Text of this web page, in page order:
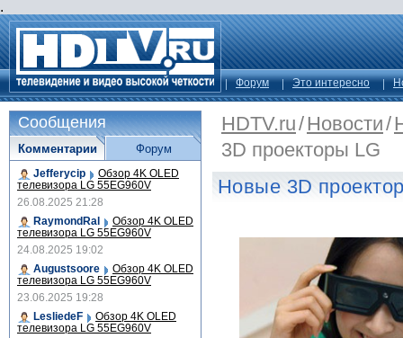
.
Форум Это интересно
HDTV.ru/Новости/
3D проекторы LG
Новые 3D
Сообщения
Комментарии
Jefferycip Обзор 4K OLED
телевизора LG 55EG960V
26.08.2025 21:28
RaymondRal
Обзор 4K OLED
телевизора LG 55EG960V
24.08.2025 19:02
Augustsoore
Обзор 4K OLED
телевизора LG 55EG960V
23.06.2025 19:28
LesliedeF
Обзор 4K OLED
телевизора LG 55EG960V
Форум